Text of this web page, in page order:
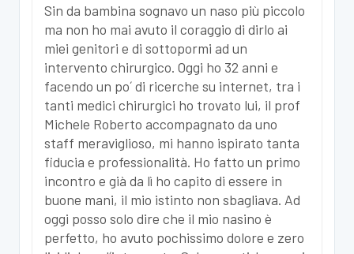
Sin da bambina sognavo un naso più piccolo
ma non ho mai avuto il coraggio di dirlo ai
miei genitori e di sottopormi ad un
intervento chirurgico. Oggi ho 32 anni e
facendo un po´ di ricerche su internet, tra i
tanti medici chirurgici ho trovato lui, il prof
Michele Roberto accompagnato da uno
staff meraviglioso, mi hanno ispirato tanta
fiducia e professionalità. Ho fatto un primo
incontro e già da lì ho capito di essere in
buone mani, il mio istinto non sbagliava. Ad
oggi posso solo dire che il mio nasino è
perfetto, ho avuto pochissimo dolore e zero